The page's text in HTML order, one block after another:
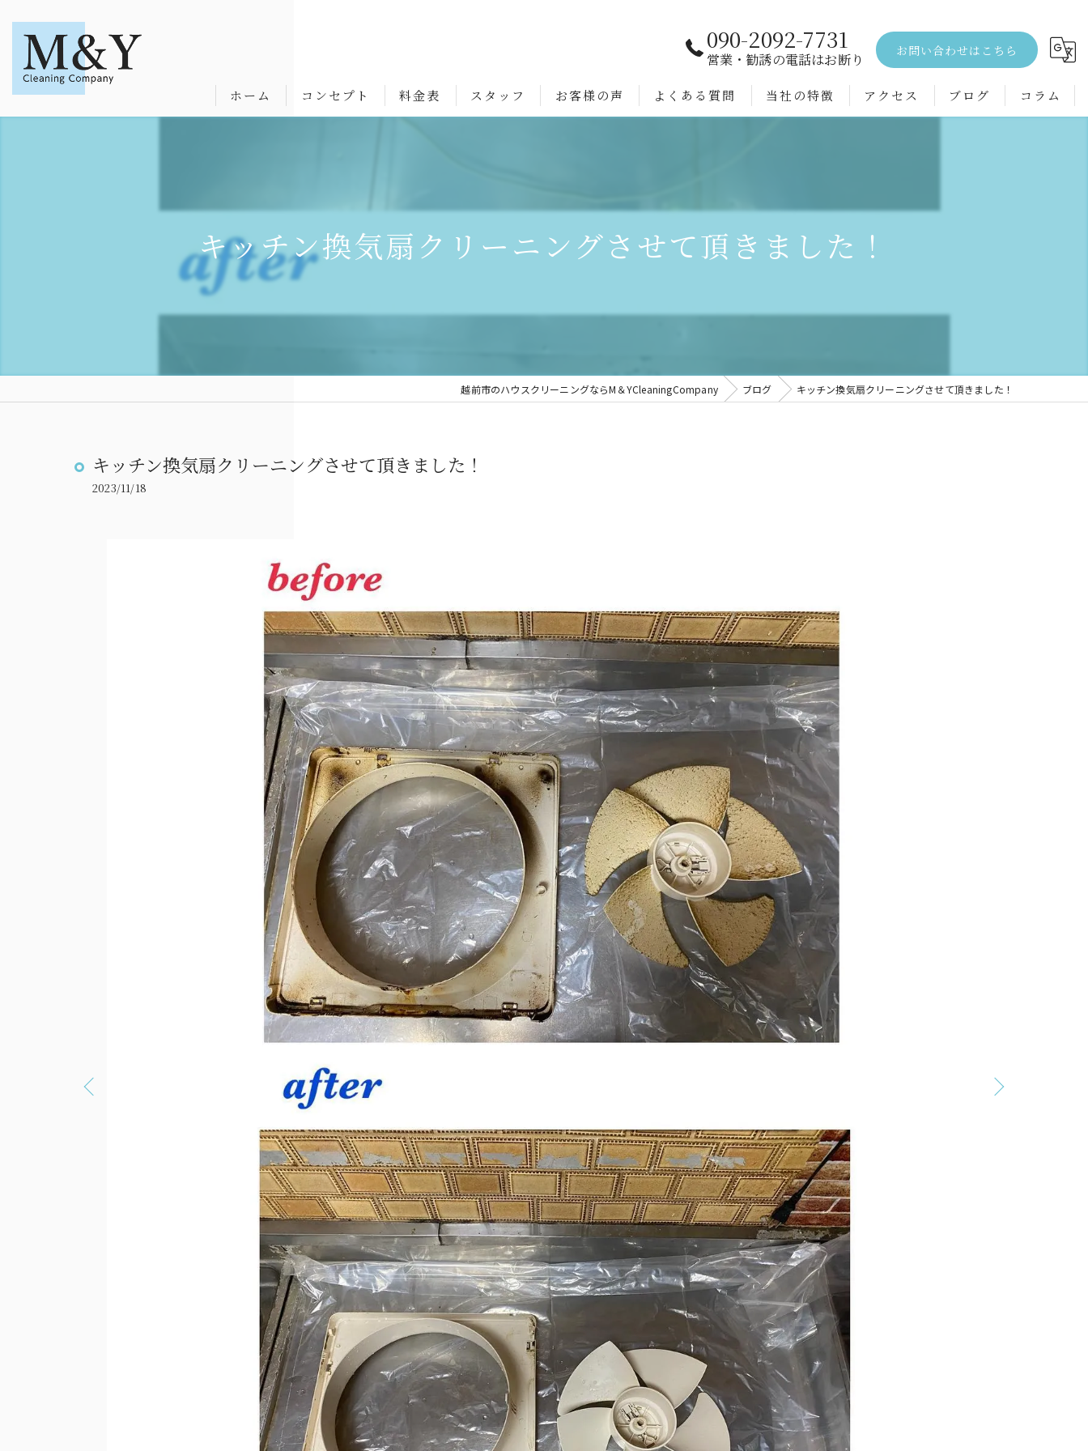
090-2092-7731
営業・勧誘の電話はお断り
お問い合わせはこちら
ホーム コンセプト 料金表 スタッフ お客様の声 よくある質問 当社の特徴 アクセス ブログ コラム
キッチン換気扇クリーニングさせて頂きました！
越前市のハウスクリーニングならM＆YCleaningCompany ブログ キッチン換気扇クリーニングさせて頂きました！
キッチン換気扇クリーニングさせて頂きました！
2023/11/18